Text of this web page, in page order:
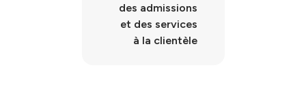
des admissions
et des services
à la clientèle